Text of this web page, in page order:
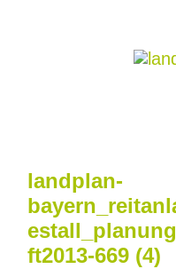
landplan-
ft2013-669 (4)